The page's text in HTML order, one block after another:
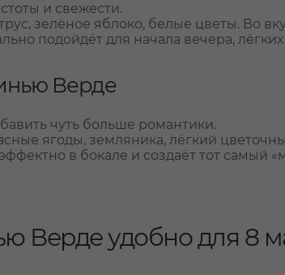
и свежести.
зелёное яблоко, белые цветы. Во
подойдёт для начала вечера,
Верде
чуть больше романтики.
ягоды, земляника, лёгкий
в бокале и создаёт тот самый
Верде удобно для 8